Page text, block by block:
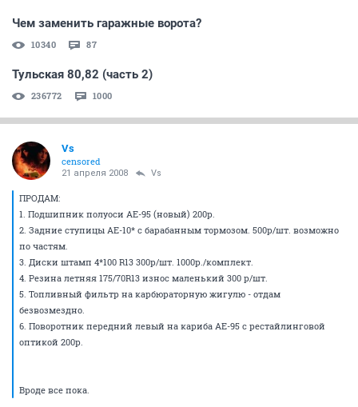
Чем заменить гаражные ворота?
10340 87
Тульская 80,82 (часть 2)
236772 1000
Vs
censored
21 апреля 2008 Vs
ПРОДАМ:
1. Подшипник полуоси АЕ-95 (новый) 200р.
2. Задние ступицы АЕ-10* с барабанным тормозом. 500р/шт. возможно
по частям.
3. Диски штамп 4*100 R13 300р/шт. 1000р./комплект.
4. Резина летняя 175/70R13 износ маленький 300 р/шт.
5. Топливный фильтр на карбюраторную жигулю - отдам
безвозмездно.
6. Поворотник передний левый на кариба АЕ-95 с рестайлинговой
оптикой 200р.
Вроде все пока.